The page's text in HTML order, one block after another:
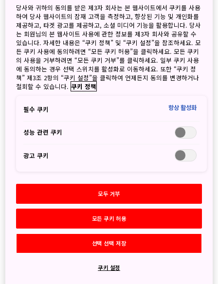
Archives
2026
8월(1)
7월(1)
6월(3)
5월(5)
4월(3)
3월 (2)
2월
(2)
1월 (4)
2025
12월(2)
11월(5)
10월 (6)
8월(2)
6월(3)
4월(2)
2월(6)
당사와 귀하의 동의를 받은 제3자 회사는 본 웹사이트에서 쿠키를 사용
하여 당사 웹사이트의 잠재 고객을 측정하고, 향상된 기능 및 개인화를
제공하고, 타겟 광고를 제공하고, 소셜 미디어 기능을 활용합니다. 당사
는 회원님의 본 웹사이트 사용에 관한 정보를 제3자 회사와 공유할 수
있습니다. 자세한 내용은 “쿠키 정책” 및 “쿠키 설정”을 참조하세요. 모
든 쿠키 사용에 동의하려면 “모든 쿠키 허용”을 클릭하세요. 모든 쿠키
의 사용을 거부하려면 “모든 쿠키 거부”를 클릭하세요. 일부 쿠키 사용
에 동의하는 경우 선택 스위치를 활성화로 이동하세요. 또한 “쿠키 정
책” 제3조 2항의 “쿠키 설정”을 클릭하여 언제든지 동의를 변경하거나
철회할 수 있습니다. 쿠키 정책
필수 쿠키 항상 활성화
성능 관련 쿠키
광고 쿠키
모두 거부
모든 쿠키 허용
선택 선택 저장
쿠키 설정